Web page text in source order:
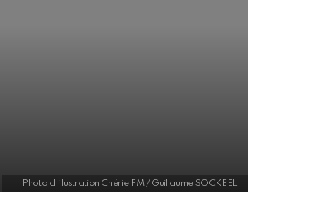
Photo d'illustration Chérie FM / Guillaume SOCKEEL